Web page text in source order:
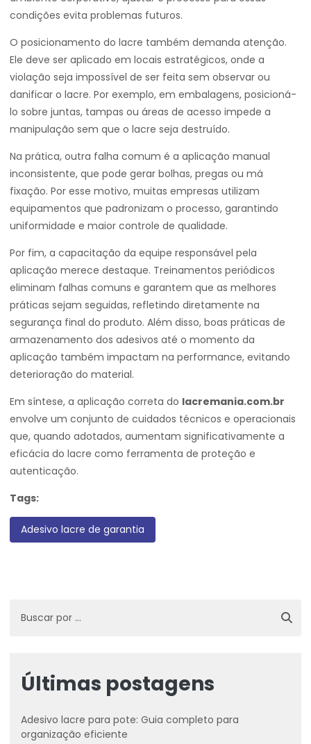
condições evita problemas futuros.
O posicionamento do lacre também demanda atenção.
Ele deve ser aplicado em locais estratégicos, onde a
violação seja impossível de ser feita sem observar ou
danificar o lacre. Por exemplo, em embalagens, posicioná-
lo sobre juntas, tampas ou áreas de acesso impede a
manipulação sem que o lacre seja destruído.
Na prática, outra falha comum é a aplicação manual
inconsistente, que pode gerar bolhas, pregas ou má
fixação. Por esse motivo, muitas empresas utilizam
equipamentos que padronizam o processo, garantindo
uniformidade e maior controle de qualidade.
Por fim, a capacitação da equipe responsável pela
aplicação merece destaque. Treinamentos periódicos
eliminam falhas comuns e garantem que as melhores
práticas sejam seguidas, refletindo diretamente na
segurança final do produto. Além disso, boas práticas de
armazenamento dos adesivos até o momento da
aplicação também impactam na performance, evitando
deterioração do material.
Em síntese, a aplicação correta do lacremania.com.br
envolve um conjunto de cuidados técnicos e operacionais
que, quando adotados, aumentam significativamente a
eficácia do lacre como ferramenta de proteção e
autenticação.
Tags:
Adesivo lacre de garantia
Últimas postagens
Adesivo lacre para pote: Guia completo para
organização eficiente